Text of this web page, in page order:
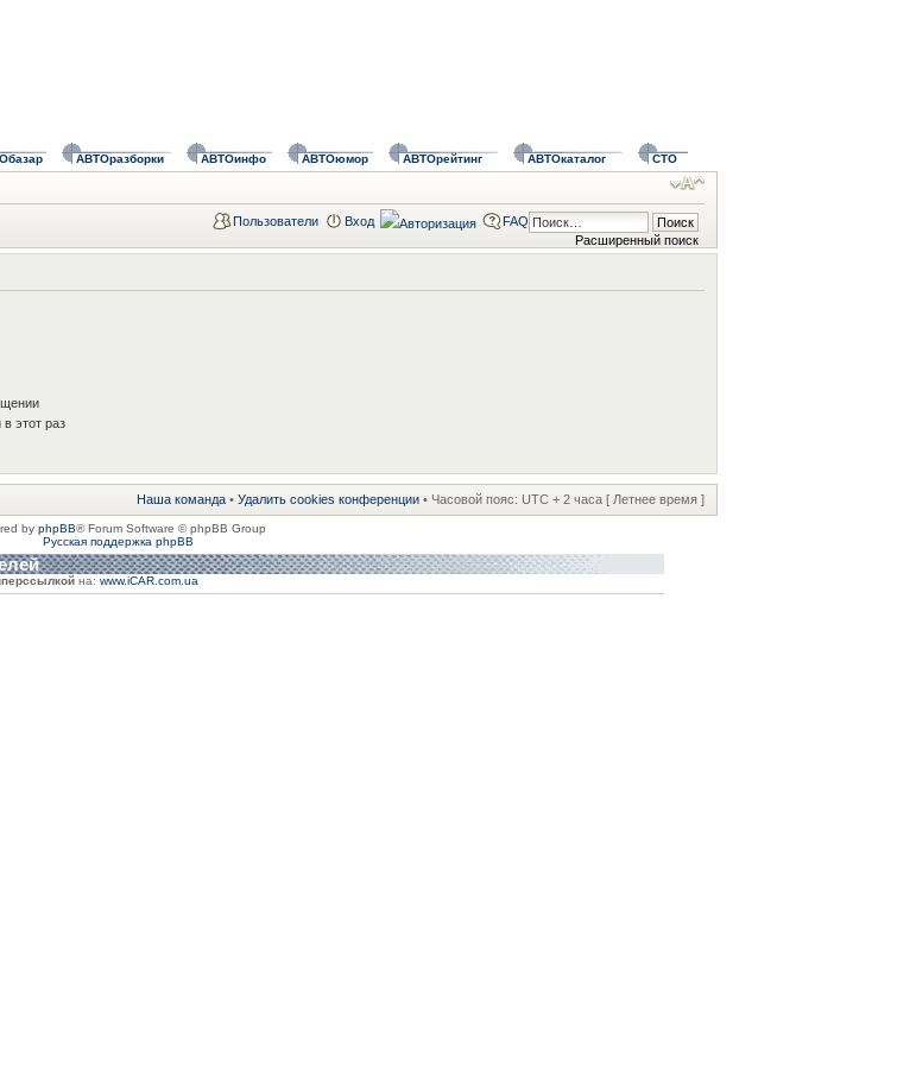
АВТОразборки АВТОинфо АВТОюмор АВТОрейтинг АВТОкаталог СТО
Расширенный поиск
Пользователи Вход FAQ
этот раз
Наша команда • Удалить cookies конференции • Часовой пояс: UTC + 2 часа [ Летнее время ]
by phpBB® Forum Software © phpBB Group
Русская поддержка phpBB
на: www.iCAR.com.ua